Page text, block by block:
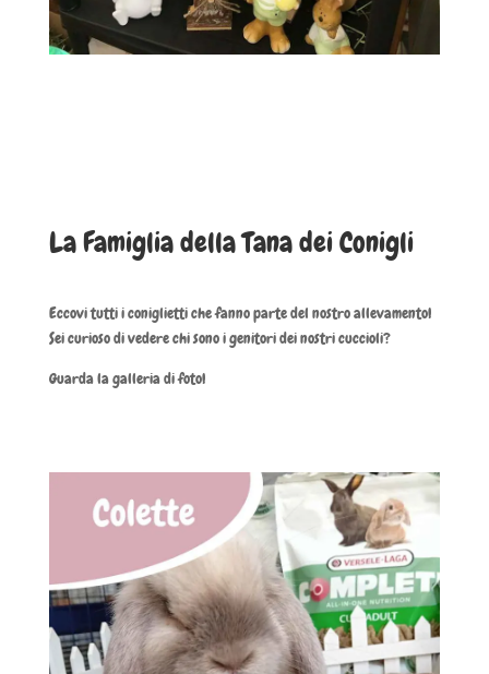
La Famiglia della Tana dei Conigli
Eccovi tutti i coniglietti che fanno parte del nostro allevamento!
Sei curioso di vedere chi sono i genitori dei nostri cuccioli?
Guarda la galleria di foto!